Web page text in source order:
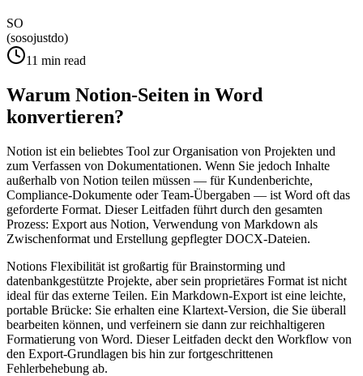
SO
(sosojustdo)
11 min read
Warum Notion-Seiten in Word
konvertieren?
Notion ist ein beliebtes Tool zur Organisation von Projekten und
zum Verfassen von Dokumentationen. Wenn Sie jedoch Inhalte
außerhalb von Notion teilen müssen — für Kundenberichte,
Compliance-Dokumente oder Team-Übergaben — ist Word oft das
geforderte Format. Dieser Leitfaden führt durch den gesamten
Prozess: Export aus Notion, Verwendung von Markdown als
Zwischenformat und Erstellung gepflegter DOCX-Dateien.
Notions Flexibilität ist großartig für Brainstorming und
datenbankgestützte Projekte, aber sein proprietäres Format ist nicht
ideal für das externe Teilen. Ein Markdown-Export ist eine leichte,
portable Brücke: Sie erhalten eine Klartext-Version, die Sie überall
bearbeiten können, und verfeinern sie dann zur reichhaltigeren
Formatierung von Word. Dieser Leitfaden deckt den Workflow von
den Export-Grundlagen bis hin zur fortgeschrittenen
Fehlerbehebung ab.